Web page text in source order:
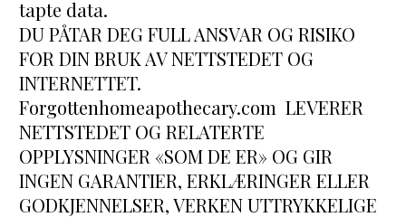
tapte data.
DU PÅTAR DEG FULL ANSVAR OG RISIKO
FOR DIN BRUK AV NETTSTEDET OG
INTERNETTET.
Forgottenhomeapothecary.com  LEVERER
NETTSTEDET OG RELATERTE
OPPLYSNINGER «SOM DE ER» OG GIR
INGEN GARANTIER, ERKLÆRINGER ELLER
GODKJENNELSER, VERKEN UTTRYKKELIGE